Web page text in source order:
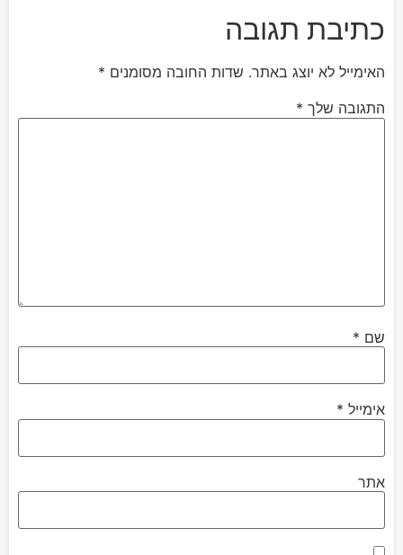
כתיבת תגובה
האימייל לא יוצג באתר. שדות החובה מסומנים *
התגובה שלך *
שם *
אימייל *
אתר